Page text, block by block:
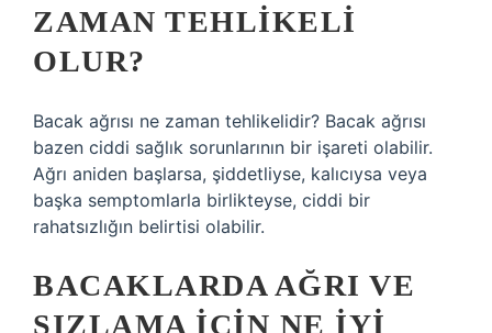
ZAMAN TEHLIKELI
OLUR?
Bacak ağrısı ne zaman tehlikelidir? Bacak ağrısı
bazen ciddi sağlık sorunlarının bir işareti olabilir.
Ağrı aniden başlarsa, şiddetliyse, kalıcıysa veya
başka semptomlarla birlikteyse, ciddi bir
rahatsızlığın belirtisi olabilir.
BACAKLARDA AĞRI VE
SIZLAMA IÇIN NE IYI